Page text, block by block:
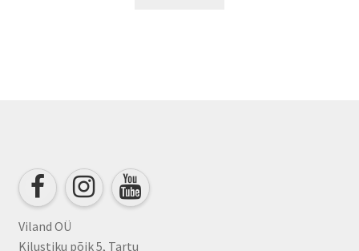
Viland OÜ
Kilustiku põik 5, Tartu